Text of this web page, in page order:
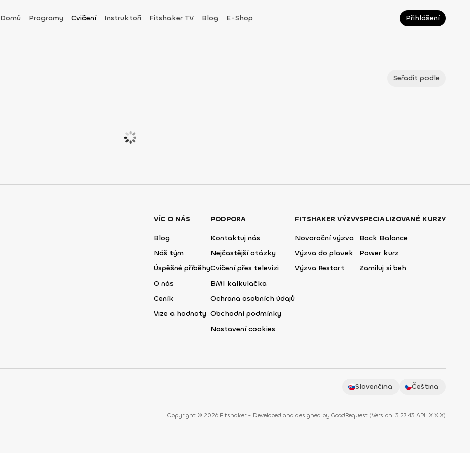
Domů Programy Cvičení Instruktoři Fitshaker TV Blog E-Shop Přihlášení
Seřadit podle
VÍC O NÁS
Blog
Náš tým
Úspěšné příběhy
O nás
Ceník
Vize a hodnoty
PODPORA
Kontaktuj nás
Nejčastější otázky
Cvičení přes televizi
BMI kalkulačka
Ochrana osobních údajů
Obchodní podmínky
Nastavení cookies
FITSHAKER VÝZVY
Novoroční výzva
Výzva do plavek
Výzva Restart
SPECIALIZOVANÉ KURZY
Back Balance
Power kurz
Zamiluj si beh
Slovenčina Čeština
Copyright © 2026 Fitshaker - Developed and designed by GoodRequest (Version: 3.27.43 API: X.X.X)